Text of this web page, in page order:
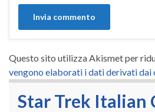
Questo sito utilizza Akismet per
vengono elaborati i dati derivati dai
Star Trek Italian